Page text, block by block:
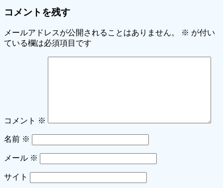
コメントを残す
メールアドレスが公開されることはありません。 ※ が付い
ている欄は必須項目です
コメント ※
名前 ※
メール ※
サイト